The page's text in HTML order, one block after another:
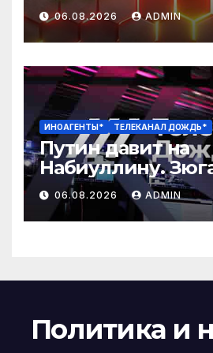
06.08.2026 ADMIN
ИНОАГЕНТЫ* ТЕЛЕКАНАЛ ДОЖДЬ*
Путин давит на
Набиуллину.
Миронов против
В Ярославле
нефтебаза. Яшин
06.08.2026 ADMIN
Политика и